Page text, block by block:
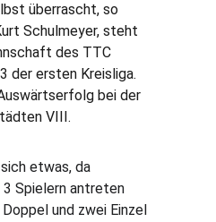
überrascht, so
Schulmeyer, steht
des TTC
der ersten Kreisliga.
bei der
VIII.
etwas, da
Spielern antreten
und zwei Einzel